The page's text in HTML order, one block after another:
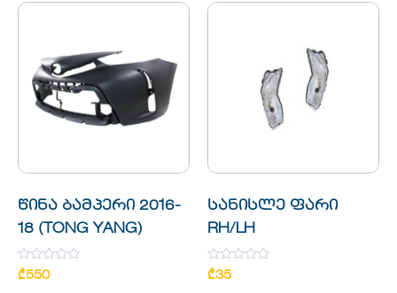
წინა ბამპერი 2016-
18 (TONG YANG)
Rated
0
₾550
სანისლე ფარი
RH/LH
Rated
0
₾35